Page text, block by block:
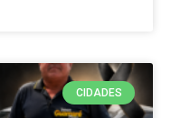
CIDADES